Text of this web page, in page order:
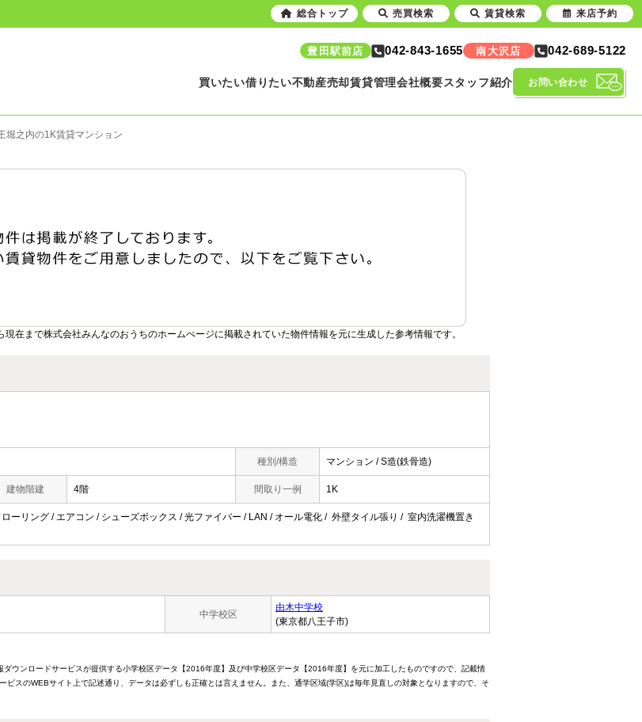
豊田駅前店 042-843-1655 南大沢店 042-689-5122
買いたい借りたい不動産売却賃貸管理会社概要スタッフ紹介 お問い合わせ
堀之内の1K賃貸マンション
在まで株式会社みんなのおうちのホームぺージに掲載されていた物件情報を元に生成した参考情報です。
種別/構造 マンション / S造(鉄骨造)
建物階建 4階 間取り一例 1K
ーリング / エアコン / シューズボックス / 光ファイバー / LAN / オール電化 / 外壁タイル張り / 室内洗濯機置き
中学校区
由木中学校
(東京都八王子市)
ウンロードサービスが提供する小学校区データ【2016年度】及び中学校区データ【2016年度】を元に加工したものですので、記載情
スのWEBサイト上で記述通り、データは必ずしも正確とは言えません。また、通学区域(学区)は毎年見直しの対象となりますので、そ
総合トップ 売買検索 賃貸検索 来店予約